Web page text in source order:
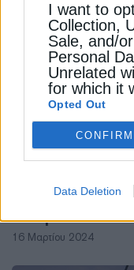
I want to
Collection,
Sale, and/
Personal
Unrelated
for which it
Opted Out
CONFIRM
Data Deletion
Με δύο
των ρύπων στη
16 Μαρτίου 2024